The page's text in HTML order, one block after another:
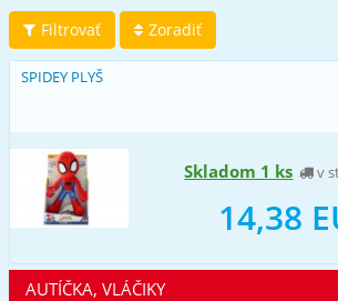
Filtrovať Zoradiť
SPIDEY PLYŠ
Skladom 1 ks v
14,38
AUTÍČKA, VLÁČIKY